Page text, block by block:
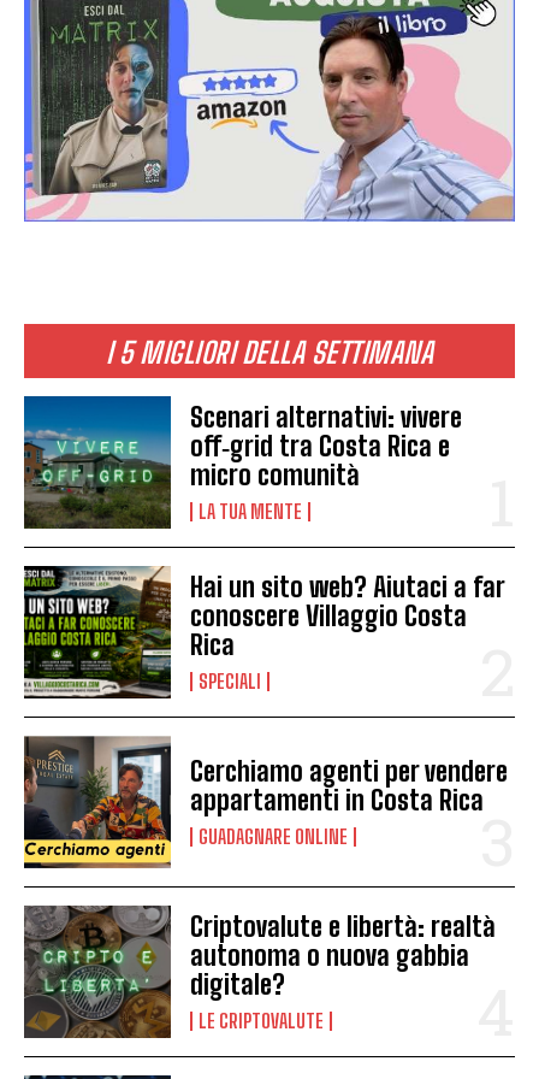
I 5 MIGLIORI DELLA SETTIMANA
Scenari alternativi: vivere
off‑grid tra Costa Rica e
micro comunità
LA TUA MENTE
Hai un sito web? Aiutaci a far
conoscere Villaggio Costa
Rica
SPECIALI
Cerchiamo agenti per vendere
appartamenti in Costa Rica
GUADAGNARE ONLINE
Criptovalute e libertà: realtà
autonoma o nuova gabbia
digitale?
LE CRIPTOVALUTE